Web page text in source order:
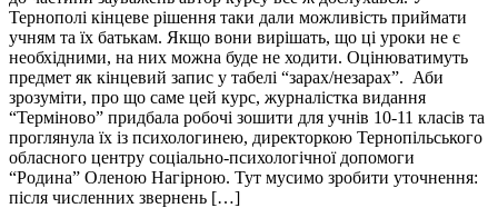
Тернополі кінцеве рішення таки дали можливість приймати
учням та їх батькам. Якщо вони вирішать, що ці уроки не є
необхідними, на них можна буде не ходити. Оцінюватимуть
предмет як кінцевий запис у табелі “зарах/незарах”. Аби
зрозуміти, про що саме цей курс, журналістка видання
“Терміново” придбала робочі зошити для учнів 10-11 класів та
проглянула їх із психологинею, директоркою Тернопільського
обласного центру соціально-психологічної допомоги
“Родина” Оленою Нагірною. Тут мусимо зробити уточнення:
після численних звернень […]